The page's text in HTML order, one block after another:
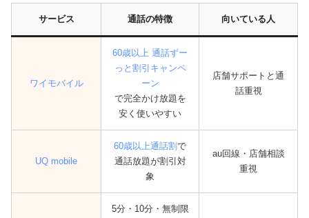
サービス 通話の特徴 向いている人
ワイモバイル
60歳以上 通話ずー
っと割引キャンペ
ーン
で完全かけ放題を
安く使いやすい
店舗サポートと通
話重視
UQ mobile
60歳以上通話割で
通話放題が割引対
象
au回線・店舗相談
重視
5分・10分・無制限